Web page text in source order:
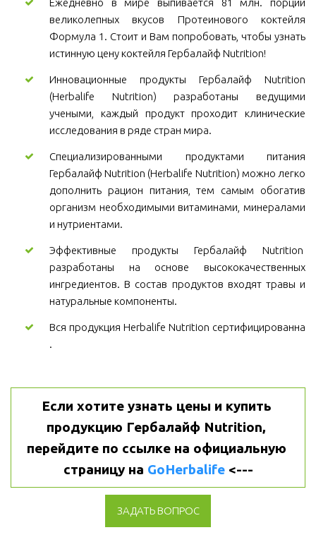
великолепных вкусов Протеинового коктейля
Формула 1. Стоит и Вам попробовать, чтобы узнать
истинную цену коктейля Гербалайф Nutrition!
Инновационные продукты Гербалайф Nutrition
(Herbalife Nutrition) разработаны ведущими
учеными, каждый продукт проходит клинические
исследования в ряде стран мира.
Специализированными продуктами питания
Гербалайф Nutrition (Herbalife Nutrition) можно легко
дополнить рацион питания, тем самым обогатив
организм необходимыми витаминами, минералами
и нутриентами.
Эффективные продукты Гербалайф Nutrition
разработаны на основе высококачественных
ингредиентов. В состав продуктов входят травы и
натуральные компоненты.
Вся продукция Herbalife Nutrition сертифицированна
.
Если хотите узнать цены и купить
продукцию Гербалайф Nutrition,
перейдите по ссылке на официальную
страницу на GoHerbalife <---
ЗАДАТЬ ВОПРОС